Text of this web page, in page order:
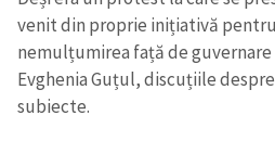
venit din proprie inițiativă
nemulțumirea față de guvernare
Evghenia Guțul, discuțiile
subiecte.